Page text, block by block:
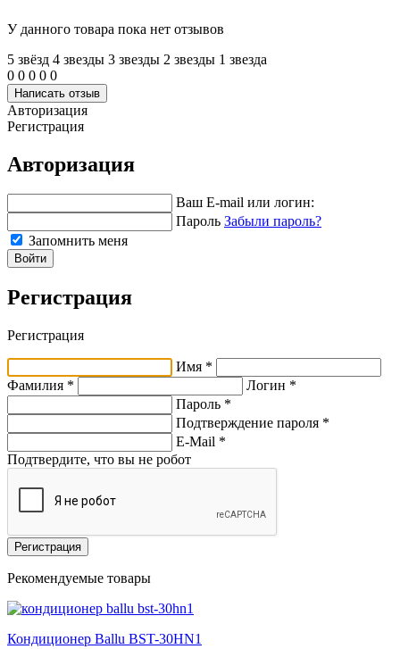
У данного товара пока нет отзывов
5 звёзд 4 звeзды 3 звeзды 2 звeзды 1 звeзда
0 0 0 0 0
Написать отзыв
Авторизация
Регистрация
Авторизация
Ваш E-mail или логин:
Пароль Забыли пароль?
Запомнить меня
Войти
Регистрация
Регистрация
Имя *
Фамилия *
Логин *
Пароль *
Подтверждение пароля *
E-Mail *
Подтвердите, что вы не робот
Регистрация
Рекомендуемые товары
Кондиционер Ballu BST-30HN1